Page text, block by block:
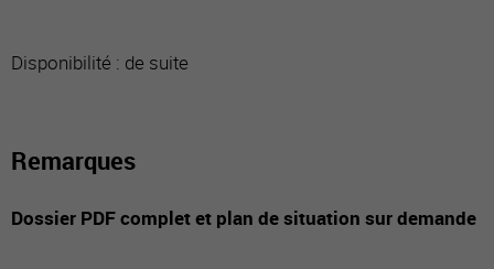
Disponibilité : de suite
Remarques
Dossier PDF complet et plan de situation sur demande